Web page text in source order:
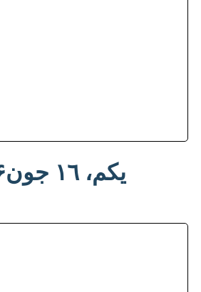
یکم، ١٦ جون۲۰۲۶